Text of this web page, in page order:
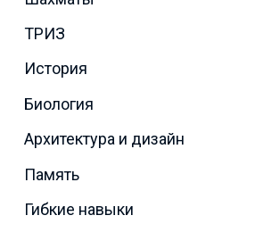
ТРИЗ
История
Биология
Архитектура и дизайн
Память
Гибкие навыки